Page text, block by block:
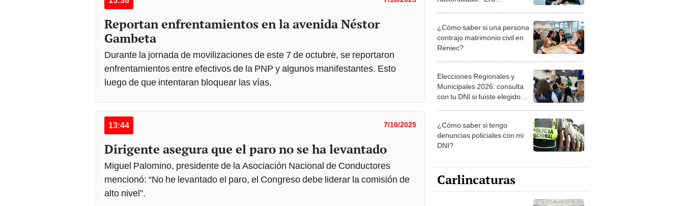
Reportan enfrentamientos en la avenida Néstor
Gambeta
Durante la jornada de movilizaciones de este 7 de octubre, se reportaron
enfrentamientos entre efectivos de la PNP y algunos manifestantes. Esto
luego de que intentaran bloquear las vías.
13:44 7/10/2025
Dirigente asegura que el paro no se ha levantado
Miguel Palomino, presidente de la Asociación Nacional de Conductores
mencionó: “No he levantado el paro, el Congreso debe liderar la comisión de
alto nivel”.
¿Cómo saber si una persona
contrajo matrimonio civil en
Reniec?
Elecciones Regionales y
Municipales 2026: consulta
con tu DNI si fuiste elegido
la ONPE
¿Cómo saber si tengo
denuncias policiales con mi
DNI?
Carlincaturas